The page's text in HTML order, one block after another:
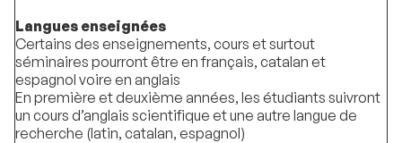
Langues enseignées
Certains des enseignements, cours et surtout
séminaires pourront être en français, catalan et
espagnol voire en anglais
En première et deuxième années, les étudiants suivront
un cours d’anglais scientifique et une autre langue de
recherche (latin, catalan, espagnol)